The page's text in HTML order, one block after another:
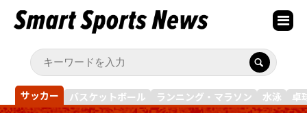
サッカー バスケットボール ランニング・マラソン 水泳 卓